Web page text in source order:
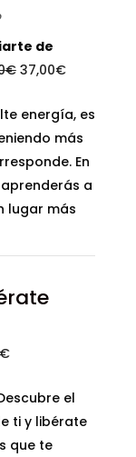
de
€ El
original
era:
77,00€.
37,00€El
actual
es:
37,00€.
energía, es
más
En
a
lugar más
€El
actual
es:
37,00€.
el
ti y libérate
que te